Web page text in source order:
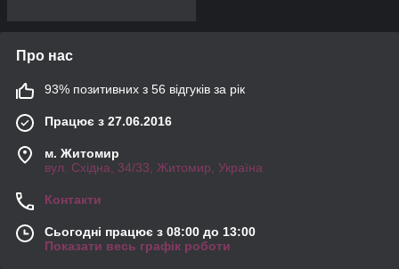
Про нас
93% позитивних з 56 відгуків за рік
Працює з 27.06.2016
м. Житомир
вул. Східна, 34/33, Житомир, Україна
Контакти
Сьогодні працює з 08:00 до 13:00
Показати весь графік роботи